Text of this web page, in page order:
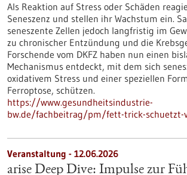
Als Reaktion auf Stress oder Schäden
Seneszenz und stellen ihr Wachstum ein.
seneszente Zellen jedoch langfristig im
zu chronischer Entzündung und die
Forschende vom DKFZ haben nun einen
Mechanismus entdeckt, mit dem sich
oxidativem Stress und einer speziellen
Ferroptose, schützen.
https://www.gesundheitsindustrie-
bw.de/fachbeitrag/pm/fett-trick-schuetzt-
Veranstaltung - 12.06.2026
arise Deep Dive: Impulse zur